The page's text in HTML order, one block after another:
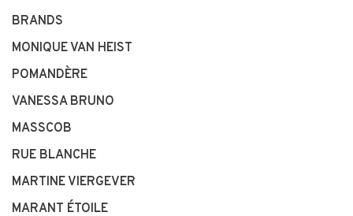
BRANDS
MONIQUE VAN HEIST
POMANDÈRE
VANESSA BRUNO
MASSCOB
RUE BLANCHE
MARTINE VIERGEVER
MARANT ÉTOILE